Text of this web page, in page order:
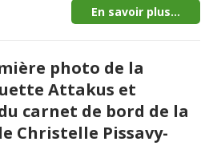
En savoir plus...
photo de la
Attakus et
carnet de bord de la
Christelle Pissavy-